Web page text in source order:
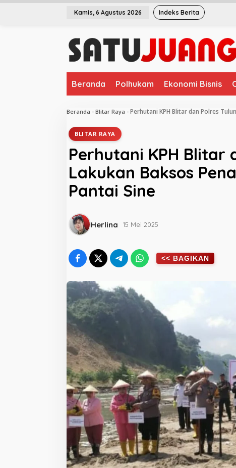
L
Kamis, 6 Agustus 2026 Indeks Berita
Beranda Polhukam Ekonomi Bisnis
Beranda - Blitar Raya - Perhutani KPH Blitar dan Polres
BLITAR RAYA
Perhutani KPH Blitar
Lakukan Baksos
Pantai Sine
Herlina 15 Mei 2025